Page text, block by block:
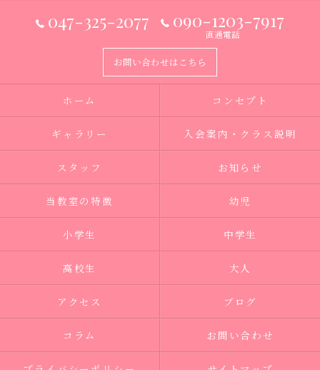
047-325-2077 090-1203-7917
直通電話
お問い合わせはこちら
ホーム コンセプト
ギャラリー 入会案内・クラス説明
スタッフ お知らせ
当教室の特徴 幼児
小学生 中学生
高校生 大人
アクセス ブログ
コラム お問い合わせ